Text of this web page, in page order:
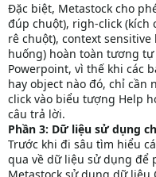
Đặc biệt, Metastock cho
đúp chuột), righ-click (kích
rê chuột), context
huống) hoàn toàn tương
Powerpoint, vì thế khi các
hay object nào đó, chỉ cần
click vào biểu tượng Help
câu trả lời.
Phần 3: Dữ liệu sử dụng
Trước khi đi sâu tìm hiểu
qua về dữ liệu sử dụng để